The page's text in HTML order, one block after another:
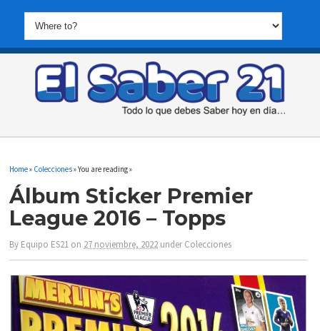
Home» Colecciones» You are reading »
Álbum Sticker Premier
League 2016 – Topps
By Equipo ES21 on 27 noviembre, 2022 underColecciones